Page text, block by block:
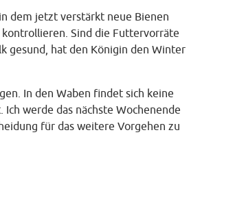
dem jetzt verstärkt neue Bienen
Sind die Futtervorräte
gesund, hat den Königin den Winter
In den Waben findet sich keine
werde das nächste Wochenende
für das weitere Vorgehen zu